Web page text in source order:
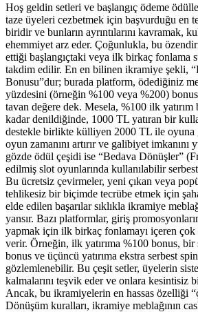
Hoş geldin setleri ve başlangıç ödeme
taze üyeleri cezbetmek için başvurduğu en
biridir ve bunların ayrıntılarını kavramak,
ehemmiyet arz eder. Çoğunlukla, bu
ettiği başlangıçtaki veya ilk birkaç fonlama
takdim edilir. En en bilinen ikramiye şekli,
Bonusu”dur; burada platform, ödediğiniz
yüzdesini (örneğin %100 veya %200) bonus
tavan değere dek. Mesela, %100 ilk
kadar denildiğinde, 1000 TL yatıran bir
destekle birlikte külliyen 2000 TL ile oyuna
oyun zamanını artırır ve galibiyet imkanını
gözde ödül çeşidi ise “Bedava Dönüşler”
edilmiş slot oyunlarında kullanılabilir
Bu ücretsiz çevirmeler, yeni çıkan veya
tehlikesiz bir biçimde tecrübe etmek için
elde edilen başarılar sıklıkla ikramiye
yansır. Bazı platformlar, giriş
yapmak için ilk birkaç fonlamayı içeren
verir. Örneğin, ilk yatırıma %100 bonus,
bonus ve üçüncü yatırıma ekstra serbest
gözlemlenebilir. Bu çeşit setler, üyelerin
kalmalarını teşvik eder ve onlara kesintisiz
Ancak, bu ikramiyelerin en hassas özelliği
Dönüşüm kuralları, ikramiye meblağının